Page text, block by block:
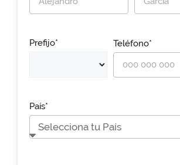
Prefijo* Teléfono*
País*